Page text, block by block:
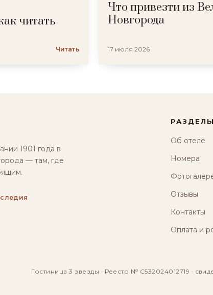
читать
Читать
Что привезти из
Новгорода
17 июля 2026
1901 года в
— там, где
РАЗДЕЛЫ
Об отеле
Номера
Отзывы
Контакты
Оплата и
Гостиница 3 звезды · Реестр № С532024012719 ·